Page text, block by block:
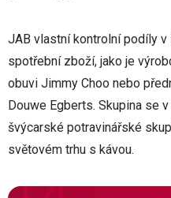
JAB vlastní kontrolní podíly v
spotřební zboží, jako je
obuvi Jimmy Choo nebo
Douwe Egberts. Skupina se
švýcarské potravinářské
světovém trhu s kávou.